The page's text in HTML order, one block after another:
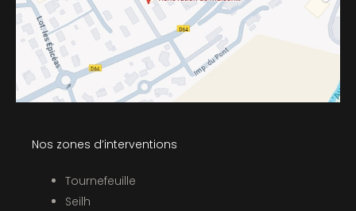
Nos zones d’interventions
Tournefeuille
Seilh